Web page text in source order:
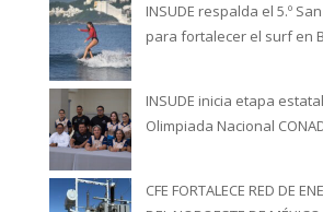
INSUDE respalda el 5.º
para fortalecer el surf en
INSUDE inicia etapa
Olimpiada Nacional
CFE FORTALECE RED DE